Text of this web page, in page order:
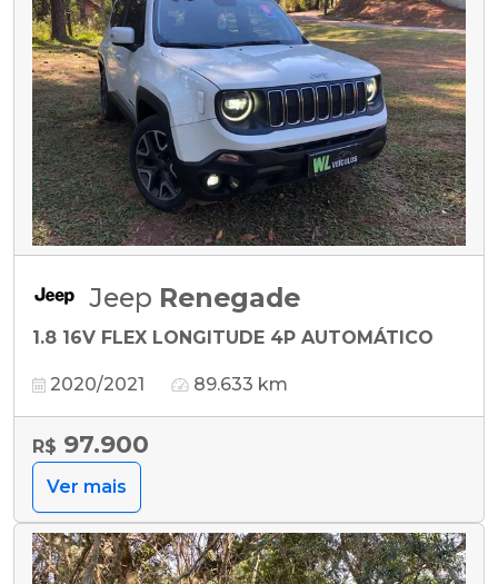
Jeep Renegade
1.8 16V FLEX LONGITUDE 4P AUTOMÁTICO
2020/2021 89.633 km
R$ 97.900
Ver mais